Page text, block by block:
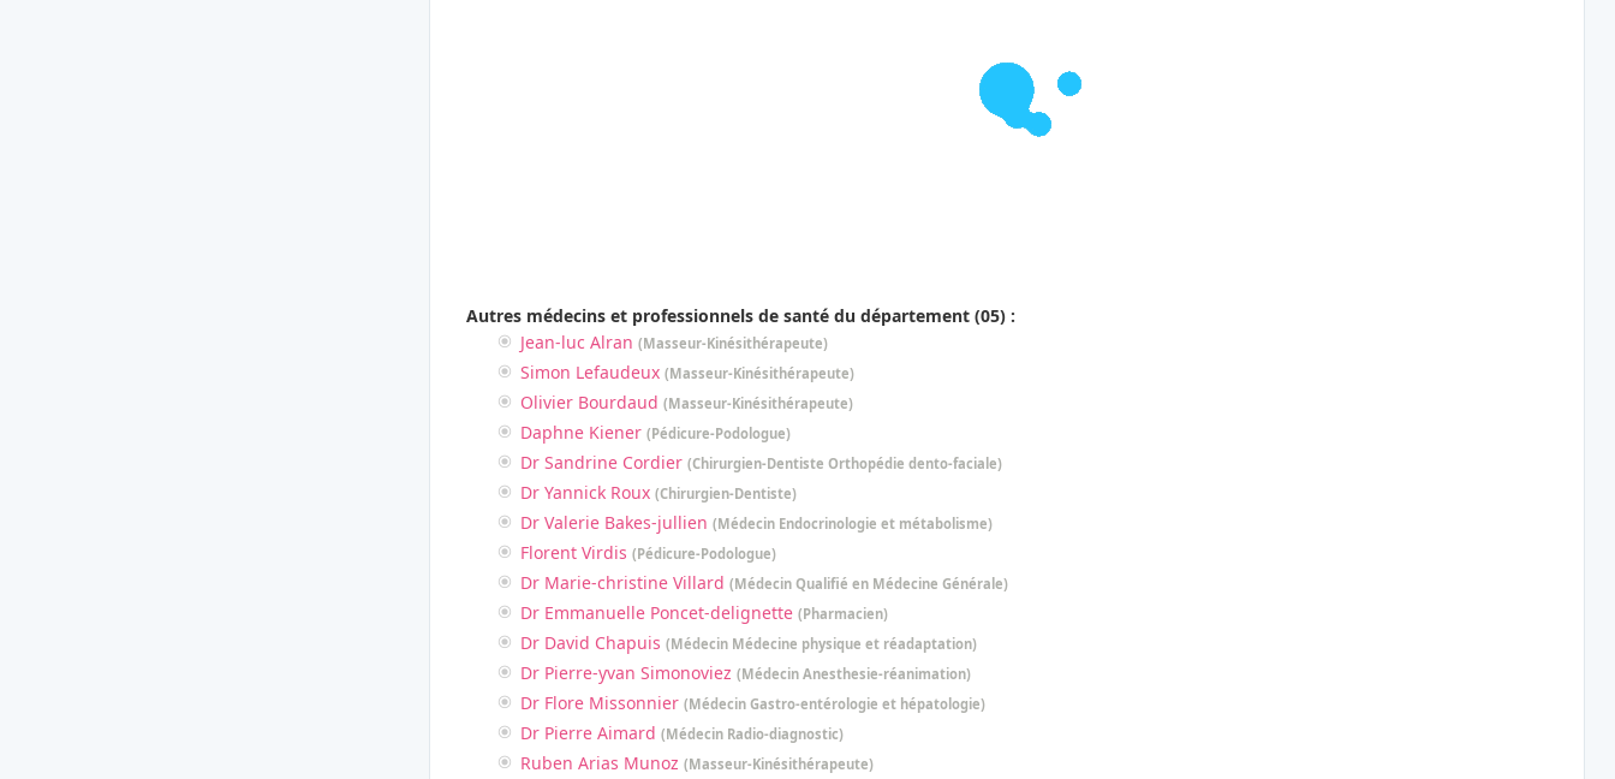
Autres médecins et professionnels de santé du département (05) :
Jean-luc Alran (Masseur-Kinésithérapeute)
Simon Lefaudeux (Masseur-Kinésithérapeute)
Olivier Bourdaud (Masseur-Kinésithérapeute)
Daphne Kiener (Pédicure-Podologue)
Dr Sandrine Cordier (Chirurgien-Dentiste Orthopédie dento-faciale)
Dr Yannick Roux (Chirurgien-Dentiste)
Dr Valerie Bakes-jullien (Médecin Endocrinologie et métabolisme)
Florent Virdis (Pédicure-Podologue)
Dr Marie-christine Villard (Médecin Qualifié en Médecine Générale)
Dr Emmanuelle Poncet-delignette (Pharmacien)
Dr David Chapuis (Médecin Médecine physique et réadaptation)
Dr Pierre-yvan Simonoviez (Médecin Anesthesie-réanimation)
Dr Flore Missonnier (Médecin Gastro-entérologie et hépatologie)
Dr Pierre Aimard (Médecin Radio-diagnostic)
Ruben Arias Munoz (Masseur-Kinésithérapeute)